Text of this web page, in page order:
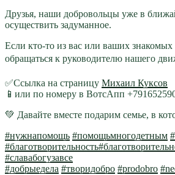
Друзья, наши добровольцы уже в
осуществить задуманное.
Если кто-то из вас или ваших
обращаться к руководителю нашего
✅Ссылка на страницу Михаил Куксов
📱или по номеру в ВотсАпп
💚 Давайте вместе подарим семье, в
#нужнапомощь #помощьмногодетным
#благотворительность
#славабогузавсе
#добрыедела #творидобро #prodobro